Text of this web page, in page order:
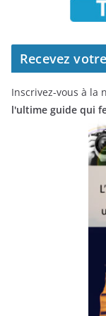
Recevez
Inscrivez-vous à la
l'ultime guide qui